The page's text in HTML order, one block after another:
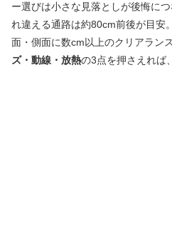
ー選びは小さな見落としが後悔に
れ違える通路は約80cm前後が目安
面・側面に数cm以上のクリアラン
ズ・動線・放熱の3点を押さえれば